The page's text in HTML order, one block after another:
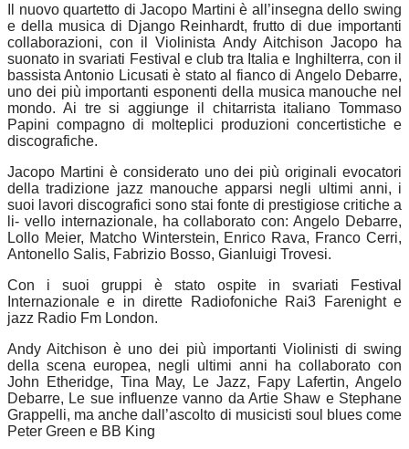
Il nuovo quartetto di Jacopo Martini è all’insegna dello swing
e della musica di Django Reinhardt, frutto di due importanti
collaborazioni, con il Violinista Andy Aitchison Jacopo ha
suonato in svariati Festival e club tra Italia e Inghilterra, con il
bassista Antonio Licusati è stato al fianco di Angelo Debarre,
uno dei più importanti esponenti della musica manouche nel
mondo. Ai tre si aggiunge il chitarrista italiano Tommaso
Papini compagno di molteplici produzioni concertistiche e
discografiche.
Jacopo Martini è considerato uno dei più originali evocatori
della tradizione jazz manouche apparsi negli ultimi anni, i
suoi lavori discografici sono stai fonte di prestigiose critiche a
li- vello internazionale, ha collaborato con: Angelo Debarre,
Lollo Meier, Matcho Winterstein, Enrico Rava, Franco Cerri,
Antonello Salis, Fabrizio Bosso, Gianluigi Trovesi.
Con i suoi gruppi è stato ospite in svariati Festival
Internazionale e in dirette Radiofoniche Rai3 Farenight e
jazz Radio Fm London.
Andy Aitchison è uno dei più importanti Violinisti di swing
della scena europea, negli ultimi anni ha collaborato con
John Etheridge, Tina May, Le Jazz, Fapy Lafertin, Angelo
Debarre, Le sue influenze vanno da Artie Shaw e Stephane
Grappelli, ma anche dall’ascolto di musicisti soul blues come
Peter Green e BB King